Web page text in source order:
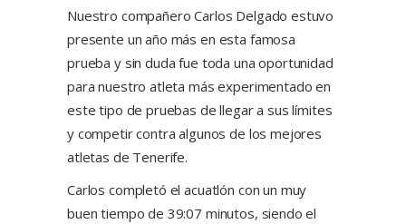
Nuestro compañero Carlos Delgado estuvo
presente un año más en esta famosa
prueba y sin duda fue toda una oportunidad
para nuestro atleta más experimentado en
este tipo de pruebas de llegar a sus límites
y competir contra algunos de los mejores
atletas de Tenerife.
Carlos completó el acuatlón con un muy
buen tiempo de 39:07 minutos, siendo el